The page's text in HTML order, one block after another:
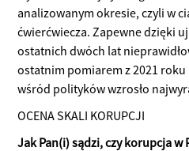
analizowanym okresie, czyli w
ćwierćwiecza. Zapewne dzięki
ostatnich dwóch lat
ostatnim pomiarem z 2021
wśród polityków wzrosło
OCENA SKALI KORUPCJI
Jak Pan(i) sądzi, czy korupcja